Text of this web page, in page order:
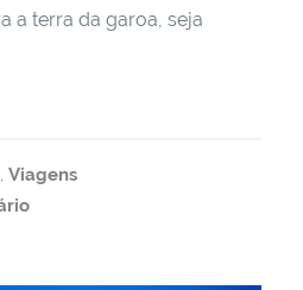
a terra da garoa, seja
, Viagens